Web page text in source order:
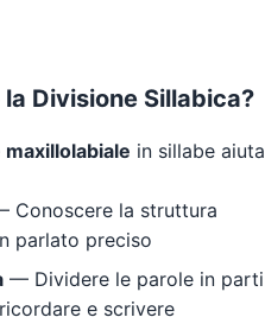
Divisione Sillabica?
maxillolabiale in sillabe aiuta
Conoscere la struttura
parlato preciso
— Dividere le parole in parti
e scrivere